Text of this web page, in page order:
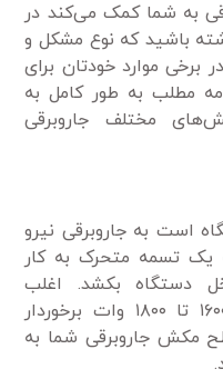
به شما کمک می‌کند در
باشید که نوع مشکل و
موارد خودتان برای
مطلب به طور کامل به
مختلف جاروبرقی
است به جاروبرقی نیرو
یک تسمه متحرک به کار
دستگاه بکشد. اغلب
جاروبرقی‌ها از موتوری با توان ۱۶۰۰ تا ۱۸۰۰ وات برخوردار
مکش جاروبرقی شما به